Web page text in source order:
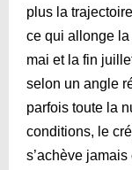
plus la
ce qui allonge
mai et la fin
selon un angle
parfois toute la
conditions, le
s’achève